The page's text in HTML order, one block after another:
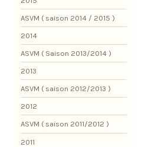
ASVM ( saison 2014 / 2015 )
2014
ASVM ( Saison 2013/2014 )
2013
ASVM ( saison 2012/2013 )
2012
ASVM ( saison 2011/2012 )
2011